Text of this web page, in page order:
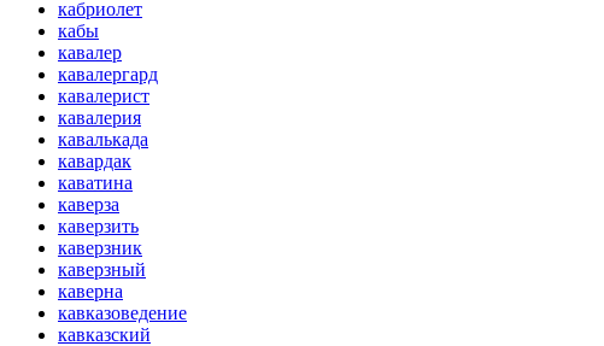
кабриолет
кабы
кавалер
кавалергард
кавалерист
кавалерия
кавалькада
кавардак
каватина
каверза
каверзить
каверзник
каверзный
каверна
кавказоведение
кавказский